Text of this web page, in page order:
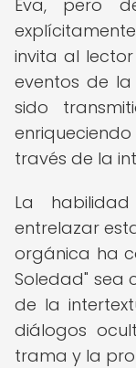
Eva, pero
invita al
eventos de
sido
través de la
La
entrelazar
orgánica ha
Soledad" sea
de la
diálogos
trama y la